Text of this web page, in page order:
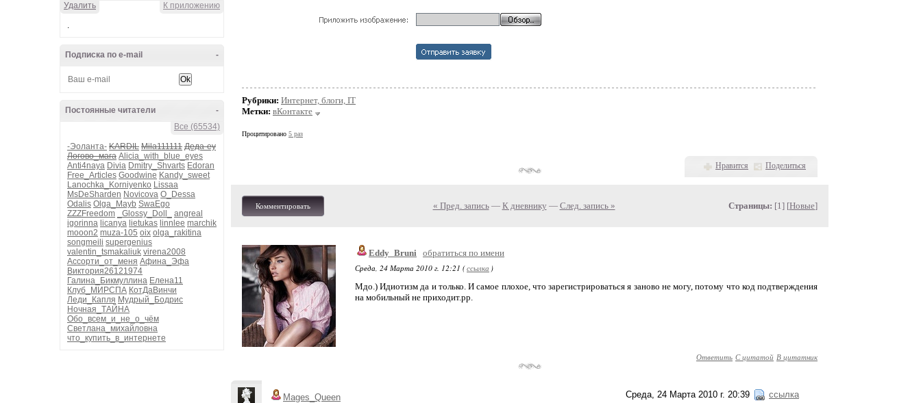
К приложению
Удалить
.
-
Подписка по e-mail
-
Постоянные читатели
Все (65534)
-Эоланта- KARDIL Mila111111 Деда-еу
Логово_мага Alicia_with_blue_eyes
Anti4naya Divia Dmitry_Shvarts Edoran
Free_Articles Goodwine Kandy_sweet
Lanochka_Korniyenko Lissaa
MsDeSharden Novicova O_Dessa
Odalis Olga_Mayb SwaEgo
ZZZFreedom
_Glossy_Doll_
angreal
igorinna licanya lietukas linnlee marchik
mooon2 muza-105 oix olga_rakitina
songmeili supergenius
valentin_tsmakaliuk virena2008
Ассорти_от_меня Афина_Эфа
Виктория26121974
Галина_Бикмуллина Елена11
Клуб_МИРСПА КотДаВинчи
Леди_Капля Мудрый_Бодрис
Ночная_ТАЙНА
Обо_всем_и_не_о_чём
Светлана_михайловна
что_купить_в_интернете
Рубрики: Интернет, блоги, IT
Метки: вКонтакте
Процитировано 5 раз
Нравится Поделиться
Комментировать « Пред. запись— К дневнику — След. запись » Страницы: [1] [Новые]
Eddy_Bruni обратиться по имени
Среда, 24 Марта 2010 г. 12:21 (ссылка )
Мдо.) Идиотизм да и только. И самое плохое, что зарегистрироваться я заново не могу, потому что код подтверждения
на мобильный не приходит.рр.
Ответить С цитатой В цитатник
Среда, 24 Марта 2010 г. 20:39 ссылка
Mages_Queen